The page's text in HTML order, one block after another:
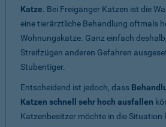
Katze. Bei Freigänger Katzen ist die
eine tierärztliche Behandlung oftmals
Wohnungskatze. Ganz einfach
Streifzügen anderen Gefahren
Stubentiger.
Entscheidend ist jedoch, dass
Katzen schnell sehr hoch ausfallen
Katzenbesitzer möchte in die Situation